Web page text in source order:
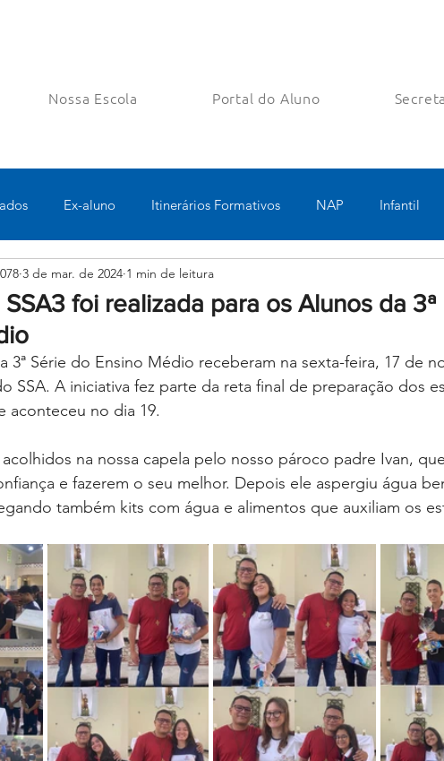
Nossa Escola Portal do Aluno
Ex-aluno Itinerários Formativos NAP Infantil
Pastoral Esportes
foi realizada para os Alunos da
3 de mar. de 2024 1 min de leitura
3ª Série do Ensino Médio receberam na sexta-feira, 17 de
SSA. A iniciativa fez parte da reta final de preparação dos
aconteceu no dia 19.
na nossa capela pelo nosso pároco padre Ivan,
e fazerem o seu melhor. Depois ele aspergiu água
também kits com água e alimentos que auxiliam os